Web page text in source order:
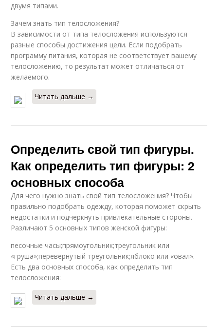
двумя типами.
Зачем знать тип телосложения?
В зависимости от типа телосложения используются
разные способы достижения цели. Если подобрать
программу питания, которая не соответствует вашему
телосложению, то результат может отличаться от
желаемого.
Читать дальше →
Определить свой тип фигуры.
Как определить тип фигуры: 2
основных способа
Для чего нужно знать свой тип телосложения? Чтобы
правильно подобрать одежду, которая поможет скрыть
недостатки и подчеркнуть привлекательные стороны.
Различают 5 основных типов женской фигуры:
песочные часы;прямоугольник;треугольник или
«груша»;перевернутый треугольник;яблоко или «овал».
Есть два основных способа, как определить тип
телосложения:
Читать дальше →